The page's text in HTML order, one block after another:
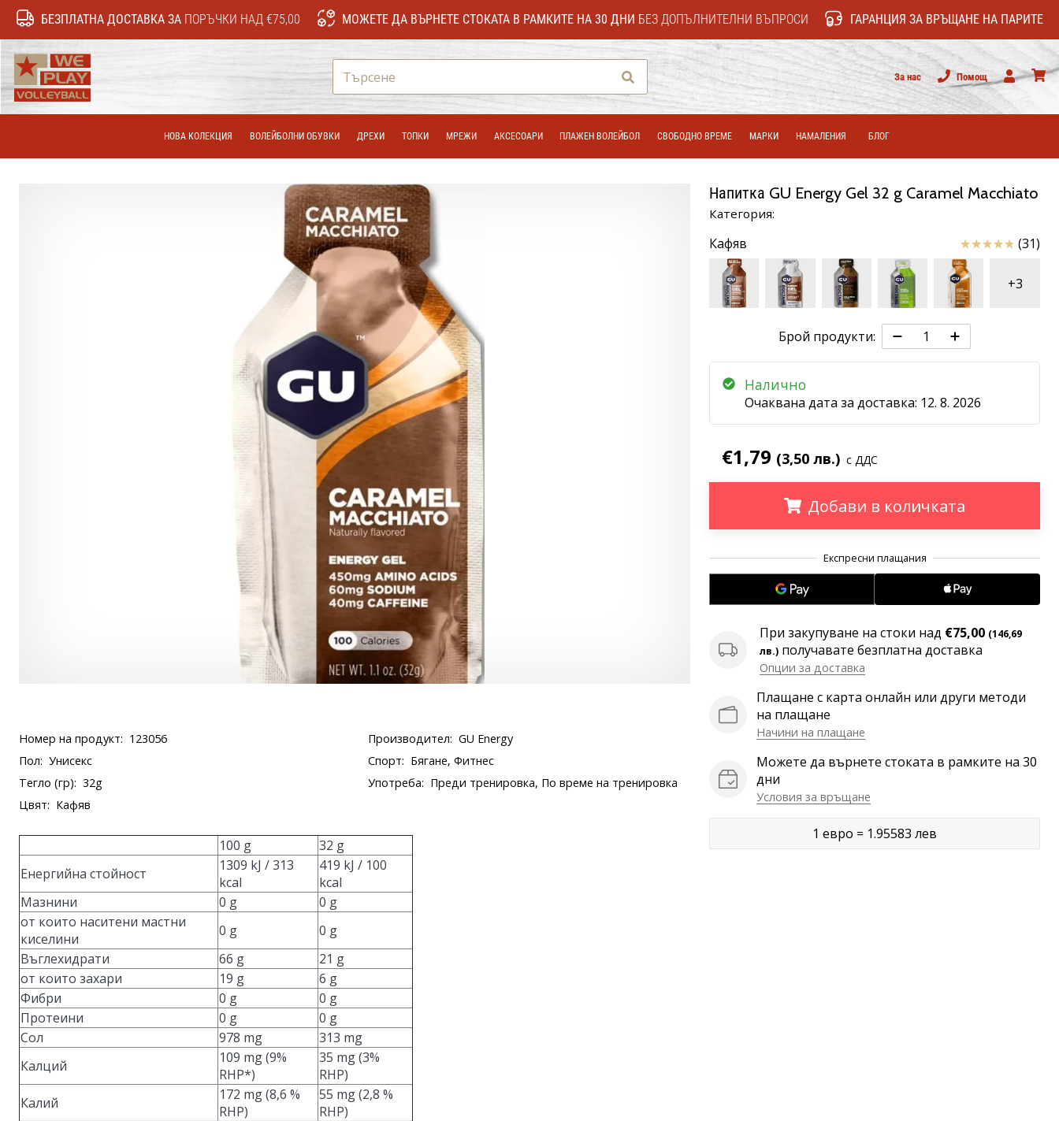
БЕЗПЛАТНА ДОСТАВКА ЗА ПОРЪЧКИ НАД €75,00 МОЖЕТЕ ДА ВЪРНЕТЕ СТОКАТА В РАМКИТЕ НА 30 ДНИ БЕЗ ДОПЪЛНИТЕЛНИ ВЪПРОСИ ГАРАНЦИЯ ЗА ВРЪЩАНЕ НА ПАРИТЕ
Търсене За нас
Помощ
Потребител
НОВА КОЛЕКЦИЯ ВОЛЕЙБОЛНИ ОБУВКИ ДРЕХИ ТОПКИ МРЕЖИ АКСЕСОАРИ ПЛАЖЕН ВОЛЕЙБОЛ СВОБОДНО ВРЕМЕ МАРКИ НАМАЛЕНИЯ БЛОГ
Напитка GU Energy Gel 32 g Caramel Macchiato
Категория:
Кафяв Отзиви (31)
+3
Брой продукти:
Налично
Очаквана дата за доставка: 12. 8. 2026
€1,79 (3,50 лв.) с ДДС
Добави в количката
При закупуване на стоки над €75,00 (146,69
лв.) получавате безплатна доставка
Опции за доставка
Плащане с карта онлайн или други методи
на плащане
Начини на плащане
Можете да върнете стоката в рамките на 30
дни
Условия за връщане
1 евро = 1.95583 лев
Номер на продукт: 123056 Производител: GU Energy
Пол: Унисекс Спорт: Бягане, Фитнес
Тегло (гр): 32g Употреба: Преди тренировка, По време на тренировка
Цвят: Кафяв
100 g
32 g
Енергийна стойност
1309 kJ / 313
kcal
419 kJ / 100
kcal
Мазнини
0 g
0 g
от които наситени мастни
киселини
0 g
0 g
Въглехидрати
66 g
21 g
от които захари
19 g
6 g
Фибри
0 g
0 g
Протеини
0 g
0 g
Сол
978 mg
313 mg
Калций
109 mg (9%
RHP*)
35 mg (3%
RHP)
Калий
172 mg (8,6 %
RHP)
55 mg (2,8 %
RHP)